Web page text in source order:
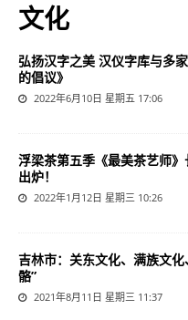
文化
弘扬汉字之美 汉仪字库与多
的倡议》
2022年6月10日 星期五 17:06
浮梁茶第五季《最美茶艺师
出炉！
2022年1月12日 星期三 10:26
吉林市：关东文化、满族文
骼”
2021年8月11日 星期三 11:37